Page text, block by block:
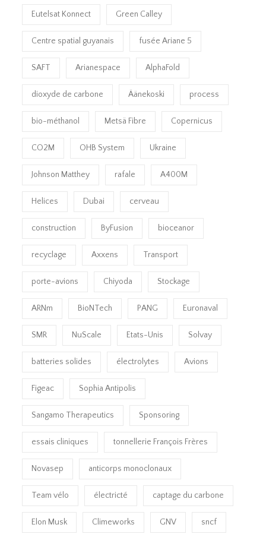
Eutelsat Konnect Green Calley
Centre spatial guyanais fusée Ariane 5
SAFT Arianespace AlphaFold
dioxyde de carbone Äänekoski process
bio-méthanol Metsä Fibre Copernicus
CO2M OHB System Ukraine
Johnson Matthey rafale A400M
Helices Dubai cerveau
construction ByFusion bioceanor
recyclage Axxens Transport
porte-avions Chiyoda Stockage
ARNm BioNTech PANG Euronaval
SMR NuScale Etats-Unis Solvay
batteries solides électrolytes Avions
Figeac Sophia Antipolis
Sangamo Therapeutics Sponsoring
essais cliniques tonnellerie François Frères
Novasep anticorps monoclonaux
Team vélo électricté captage du carbone
Elon Musk Climeworks GNV sncf